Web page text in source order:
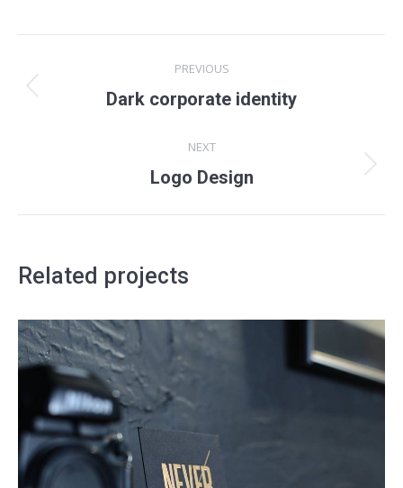
navigation
PREVIOUS
Previous
Dark corporate identity
NEXT
Next
Logo Design
Related projects